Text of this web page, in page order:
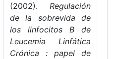
(2002). Regulación
de la sobrevida de
los linfocitos B de
Leucemia Linfática
Crónica : papel de